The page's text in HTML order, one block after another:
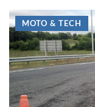
MOTO & TECH